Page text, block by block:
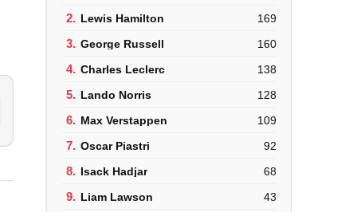
2. Lewis Hamilton 169
3. George Russell 160
4. Charles Leclerc 138
5. Lando Norris 128
6. Max Verstappen 109
7. Oscar Piastri 92
8. Isack Hadjar 68
9. Liam Lawson 43